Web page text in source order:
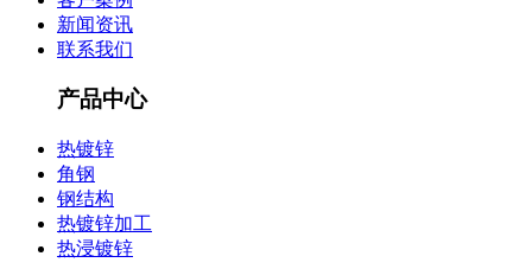
新闻资讯
联系我们
产品中心
热镀锌
角钢
钢结构
热镀锌加工
热浸镀锌